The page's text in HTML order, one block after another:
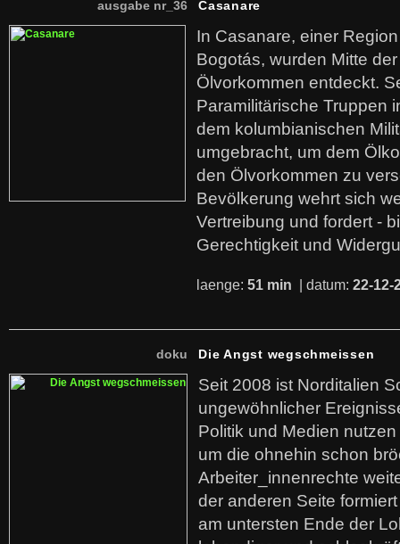
ausgabe nr_36 Casanare
In Casanare, einer
Bogotás, wurden Mitte
Ölvorkommen entdeckt.
Paramilitärische Truppen
dem kolumbianischen
umgebracht, um dem
den Ölvorkommen zu
Bevölkerung wehrt sich
Vertreibung und fordert -
Gerechtigkeit und
laenge: 51 min | datum: 22-12-
doku Die Angst wegschmeissen
Seit 2008 ist Norditalien
ungewöhnlicher
Politik und Medien
um die ohnehin schon
Arbeiter_innenrechte
der anderen Seite
am untersten Ende der